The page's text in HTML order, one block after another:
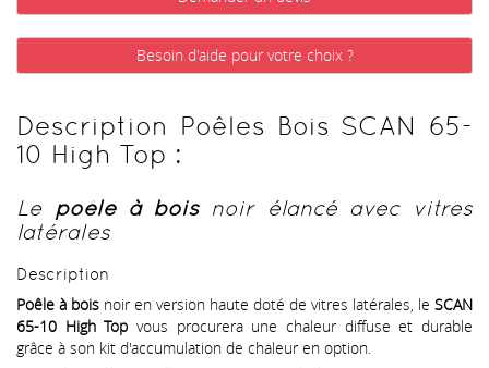
Besoin d'aide pour votre choix ?
Description Poêles Bois SCAN 65-
10 High Top :
Le poêle à boisnoir élancé avec vitres
latérales
Description
Poêle à bois noir en version haute doté de vitres latérales, le SCAN
65-10 High Top vous procurera une chaleur diffuse et durable
grâce à son kit d'accumulation de chaleur en option.